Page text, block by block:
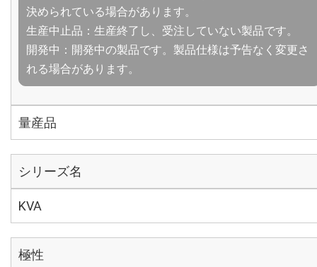
決められている場合があります。
生産中止品：生産終了し、受注していない製品です。
開発中：開発中の製品です。製品仕様は予告なく変更さ
れる場合があります。
量産品
シリーズ名
KVA
極性